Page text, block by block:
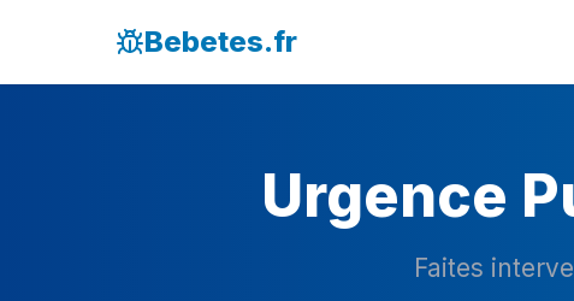
Bebetes.fr
Urgence
Faites